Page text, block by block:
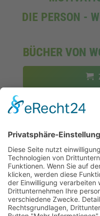
DIE PERSON -
BÜCHER VON